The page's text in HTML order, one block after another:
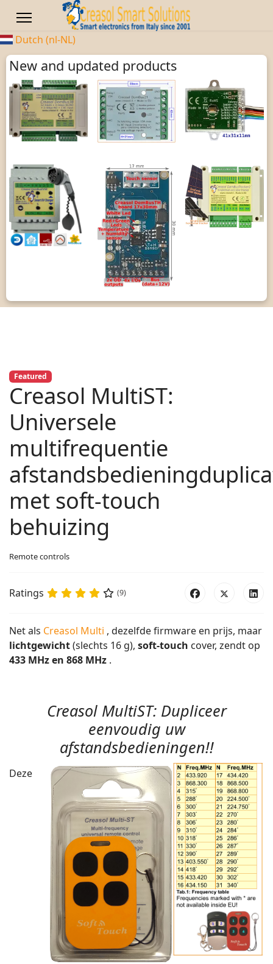
Dutch (nl-NL)
New and updated products
Featured
Creasol MultiST:
Universele
multifrequentie
met soft-touch
behuizing
Remote controls
Ratings (9)
Net als Creasol Multi , dezelfde firmware en prijs, maar
lichtgewicht(slechts 16 g), soft-touch cover, zendt op
433 MHz en 868 MHz .
Creasol MultiST: Dupliceer
eenvoudig uw
afstandsbedieningen!!
Deze